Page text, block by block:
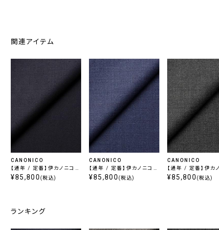
関連アイテム
CANONICO
【通年 / 定番】伊カノニコ
スーパーソニック / ネイビ
¥85,800 (税込)
CANONICO
【通年 / 定番】伊カノニコ
スーパーソニック / ライト
¥85,800 (税込)
CANONICO
【通年 / 定番】伊カ
スーパーソニック /
¥85,800 (税込)
ランキング